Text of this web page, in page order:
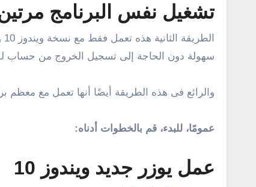
تشغيل نفس البرنامج مرتين
سهولة دون الحاجة إلى تسجيل الخروج من حساب
والرائع فى هذه الطريقة أيضًا أنها تعمل مع معظم
عمومًا، للبدء، قم بالخطوات أدناه:
عمل يوزر جديد ويندوز 10